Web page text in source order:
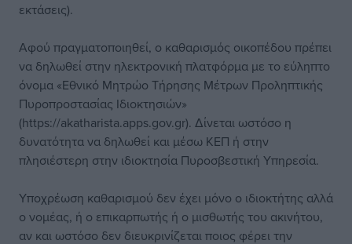
εκτάσεις).
Αφού πραγματοποιηθεί, ο καθαρισμός οικοπέδου πρέπει
να δηλωθεί στην ηλεκτρονική πλατφόρμα με το εύληπτο
όνομα «Εθνικό Μητρώο Τήρησης Μέτρων Προληπτικής
Πυροπροστασίας Ιδιοκτησιών»
(https://akatharista.apps.gov.gr). Δίνεται ωστόσο η
δυνατότητα να δηλωθεί και μέσω ΚΕΠ ή στην
πλησιέστερη στην ιδιοκτησία Πυροσβεστική Υπηρεσία.
Υποχρέωση καθαρισμού δεν έχει μόνο ο ιδιοκτήτης αλλά
ο νομέας, ή ο επικαρπωτής ή ο μισθωτής του ακινήτου,
αν και ωστόσο δεν διευκρινίζεται ποιος φέρει την